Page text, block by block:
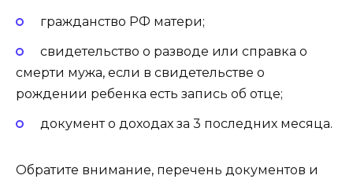
гражданство РФ матери;
свидетельство о разводе или справка о
смерти мужа, если в свидетельстве о
рождении ребенка есть запись об отце;
документ о доходах за 3 последних месяца.
Обратите внимание, перечень документов и